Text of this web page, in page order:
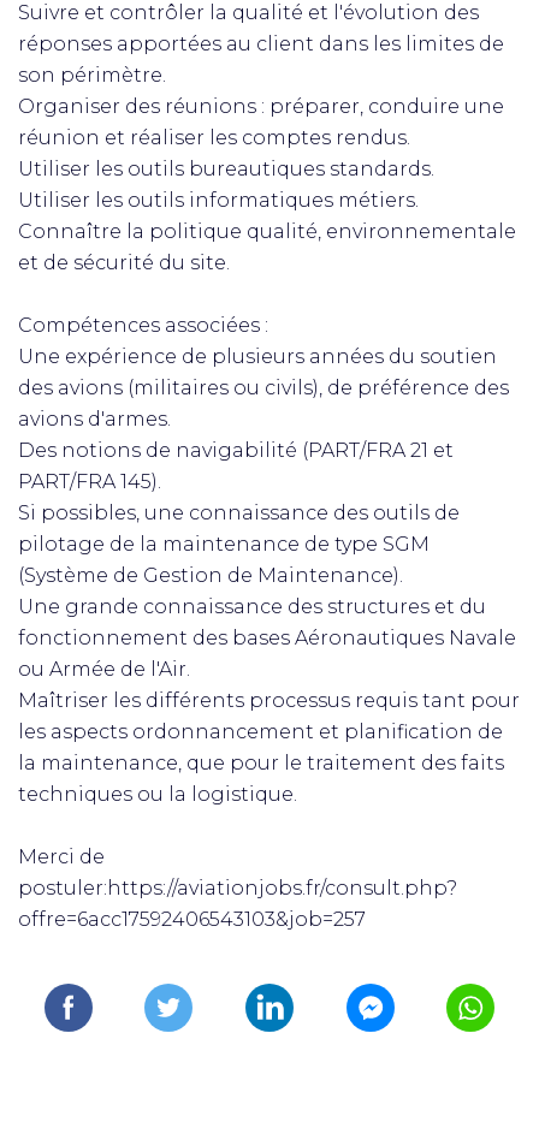
Suivre et contrôler la qualité et l'évolution des
réponses apportées au client dans les limites de
son périmètre.
Organiser des réunions : préparer, conduire une
réunion et réaliser les comptes rendus.
Utiliser les outils bureautiques standards.
Utiliser les outils informatiques métiers.
Connaître la politique qualité, environnementale
et de sécurité du site.
Compétences associées :
Une expérience de plusieurs années du soutien
des avions (militaires ou civils), de préférence des
avions d'armes.
Des notions de navigabilité (PART/FRA 21 et
PART/FRA 145).
Si possibles, une connaissance des outils de
pilotage de la maintenance de type SGM
(Système de Gestion de Maintenance).
Une grande connaissance des structures et du
fonctionnement des bases Aéronautiques Navale
ou Armée de l'Air.
Maîtriser les différents processus requis tant pour
les aspects ordonnancement et planification de
la maintenance, que pour le traitement des faits
techniques ou la logistique.
Merci de
postuler:https://aviationjobs.fr/consult.php?
offre=6acc17592406543103&job=257